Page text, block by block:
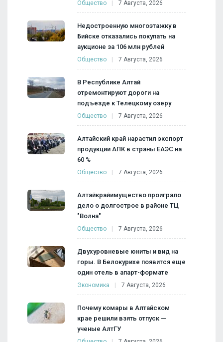
Общество 7 Августа, 2026
Недостроенную многоэтажку в
Бийске отказались покупать на
аукционе за 106 млн рублей
Общество 7 Августа, 2026
В Республике Алтай
отремонтируют дороги на
подъезде к Телецкому озеру
Общество 7 Августа, 2026
Алтайский край нарастил экспорт
продукции АПК в страны ЕАЭС на
60 %
Общество 7 Августа, 2026
Алтайкрайимущество проиграло
дело о долгострое в районе ТЦ
"Волна"
Общество 7 Августа, 2026
Двухуровневые юниты и вид на
горы. В Белокурихе появится еще
один отель в апарт-формате
Экономика 7 Августа, 2026
Почему комары в Алтайском
крае решили взять отпуск —
ученые АлтГУ